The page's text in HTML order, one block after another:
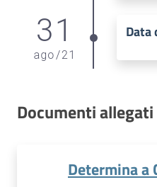
31
ago/21
Data
Documenti allegati
Determina a